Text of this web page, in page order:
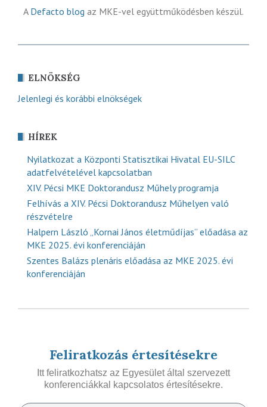
A Defacto blog az MKE-vel együttműködésben készül.
ELNÖKSÉG
Jelenlegi és korábbi elnökségek
HÍREK
Nyilatkozat a Központi Statisztikai Hivatal EU-SILC
adatfelvételével kapcsolatban
XIV. Pécsi MKE Doktorandusz Műhely programja
Felhívás a XIV. Pécsi Doktorandusz Műhelyen való
részvételre
Halpern László „Kornai János életműdíjas” előadása az
MKE 2025. évi konferenciáján
Szentes Balázs plenáris előadása az MKE 2025. évi
konferenciáján
Feliratkozás értesítésekre
Itt feliratkozhatsz az Egyesület által szervezett
konferenciákkal kapcsolatos értesítésekre.